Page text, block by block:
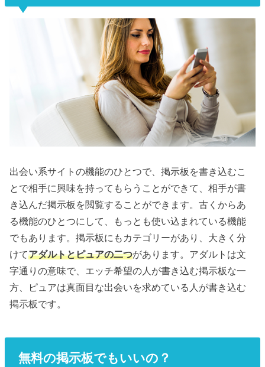
出会い系サイトの機能のひとつで、掲示板を書き込むこ
とで相手に興味を持ってもらうことができて、相手が書
き込んだ掲示板を閲覧することができます。古くからあ
る機能のひとつにして、もっとも使い込まれている機能
でもあります。掲示板にもカテゴリーがあり、大きく分
けてアダルトとピュアの二つがあります。アダルトは文
字通りの意味で、エッチ希望の人が書き込む掲示板な一
方、ピュアは真面目な出会いを求めている人が書き込む
掲示板です。
無料の掲示板でもいいの？